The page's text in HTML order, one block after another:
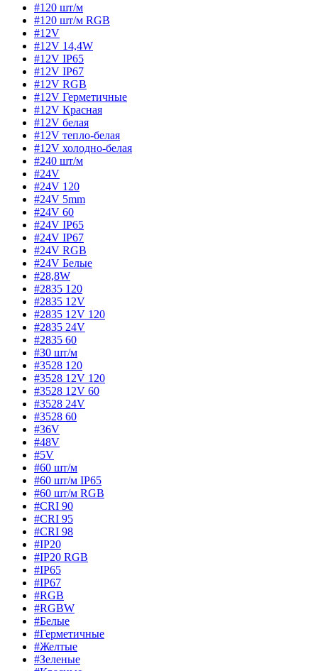
#120 шт/м
#120 шт/м RGB
#12V
#12V 14,4W
#12V IP65
#12V IP67
#12V RGB
#12V Герметичные
#12V Красная
#12V белая
#12V тепло-белая
#12V холодно-белая
#240 шт/м
#24V
#24V 120
#24V 5mm
#24V 60
#24V IP65
#24V IP67
#24V RGB
#24V Белые
#28,8W
#2835 120
#2835 12V
#2835 12V 120
#2835 24V
#2835 60
#30 шт/м
#3528 120
#3528 12V 120
#3528 12V 60
#3528 24V
#3528 60
#36V
#48V
#5V
#60 шт/м
#60 шт/м IP65
#60 шт/м RGB
#CRI 90
#CRI 95
#CRI 98
#IP20
#IP20 RGB
#IP65
#IP67
#RGB
#RGBW
#Белые
#Герметичные
#Желтые
#Зеленые